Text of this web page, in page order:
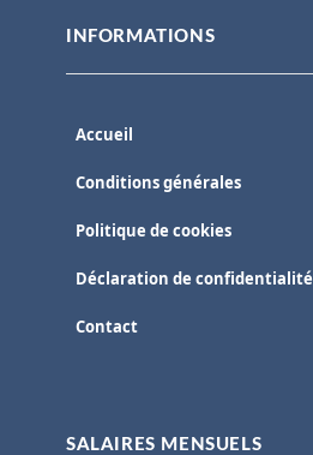
INFORMATIONS
Accueil
Conditions générales
Politique de cookies
Déclaration de confidentialité
Contact
SALAIRES MENSUELS